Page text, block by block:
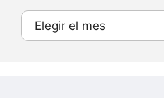
Archivos